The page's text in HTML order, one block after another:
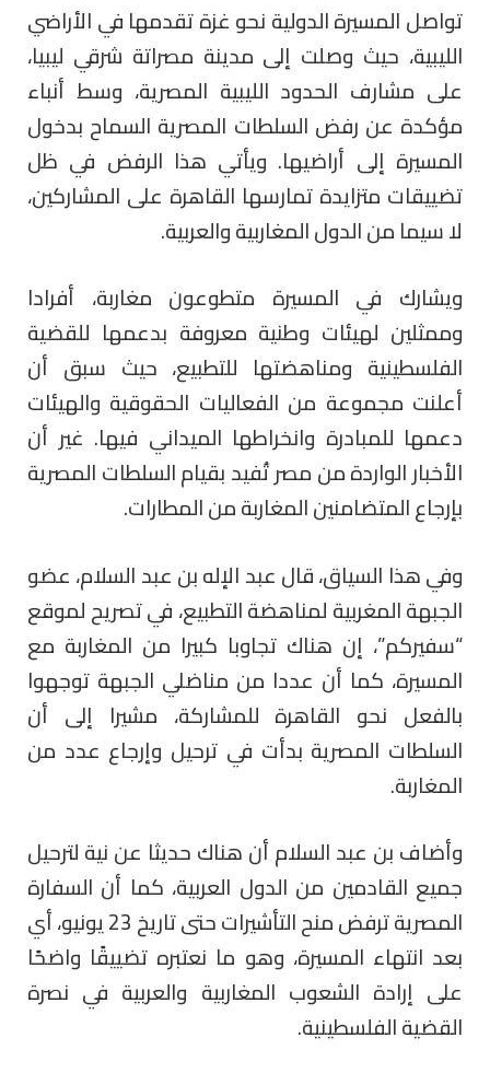
تواصل المسيرة الدولية نحو غزة تقدمها في الأراضي
الليبية، حيث وصلت إلى مدينة مصراتة شرقي ليبيا،
على مشارف الحدود الليبية المصرية، وسط أنباء
مؤكدة عن رفض السلطات المصرية السماح بدخول
المسيرة إلى أراضيها. ويأتي هذا الرفض في ظل
تضييقات متزايدة تمارسها القاهرة على المشاركين،
لا سيما من الدول المغاربية والعربية.
ويشارك في المسيرة متطوعون مغاربة، أفرادا
وممثلين لهيئات وطنية معروفة بدعمها للقضية
الفلسطينية ومناهضتها للتطبيع، حيث سبق أن
أعلنت مجموعة من الفعاليات الحقوقية والهيئات
دعمها للمبادرة وانخراطها الميداني فيها. غير أن
الأخبار الواردة من مصر تُفيد بقيام السلطات المصرية
بإرجاع المتضامنين المغاربة من المطارات.
وفي هذا السياق، قال عبد الإله بن عبد السلام، عضو
الجبهة المغربية لمناهضة التطبيع، في تصريح لموقع
“سفيركم”، إن هناك تجاوبا كبيرا من المغاربة مع
المسيرة، كما أن عددا من مناضلي الجبهة توجهوا
بالفعل نحو القاهرة للمشاركة، مشيرا إلى أن
السلطات المصرية بدأت في ترحيل وإرجاع عدد من
المغاربة.
وأضاف بن عبد السلام أن هناك حديثا عن نية لترحيل
جميع القادمين من الدول العربية، كما أن السفارة
المصرية ترفض منح التأشيرات حتى تاريخ 23 يونيو، أي
بعد انتهاء المسيرة، وهو ما نعتبره تضييقًا واضحًا
على إرادة الشعوب المغاربية والعربية في نصرة
القضية الفلسطينية.